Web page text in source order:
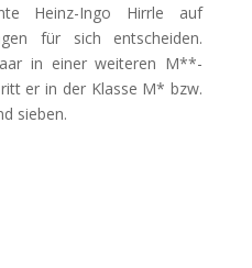
Heinz-Ingo Hirrle auf
für sich entscheiden.
in einer weiteren M**-
er in der Klasse M* bzw.
sieben.